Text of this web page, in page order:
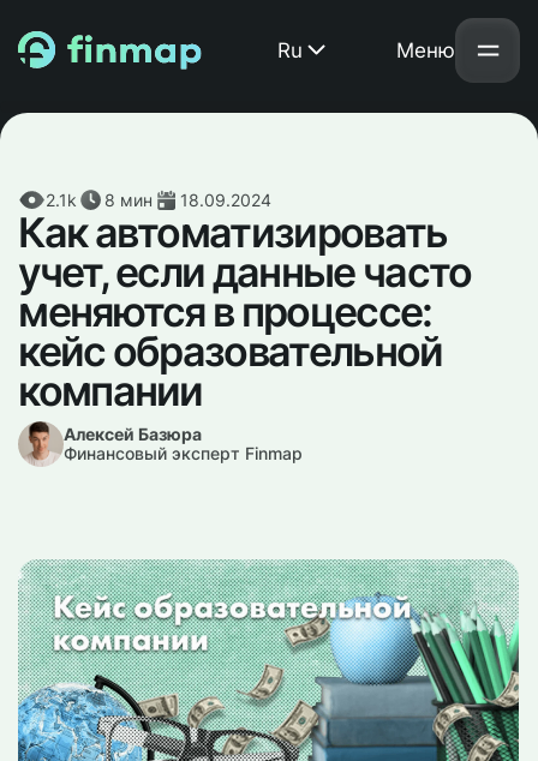
Меню
Ru
2.1k 8 мин 18.09.2024
Как автоматизировать
учет, если данные часто
меняются в процессе:
кейс образовательной
компании
Алексей Базюра
Финансовый эксперт Finmap